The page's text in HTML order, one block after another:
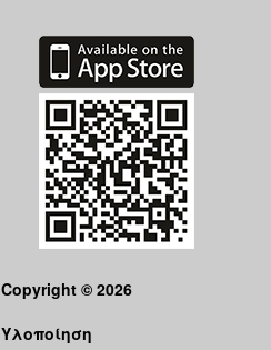
Copyright © 2026
Υλοποίηση